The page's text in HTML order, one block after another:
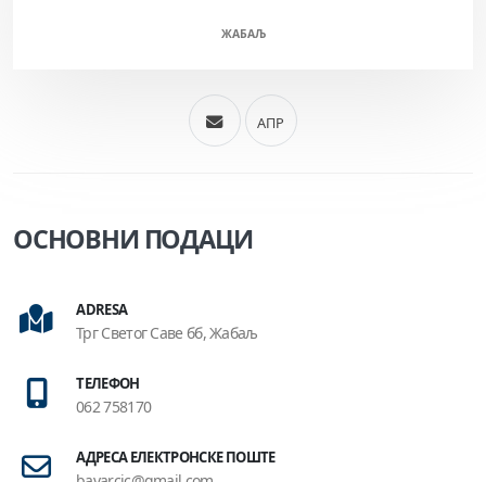
ЖАБАЉ
АПР
ОСНОВНИ ПОДАЦИ
ADRESA
Трг Светог Саве бб, Жабаљ
ТЕЛЕФОН
062 758170
АДРЕСА ЕЛЕКТРОНСКЕ ПОШТЕ